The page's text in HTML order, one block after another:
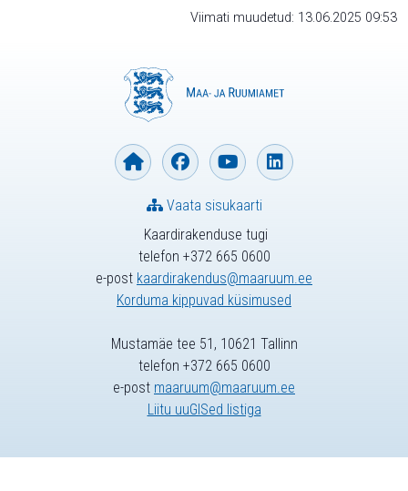
Viimati muudetud: 13.06.2025 09:53
Kaardirakenduse tugi
telefon +372 665 0600
e-post kaardirakendus@maaruum.ee
Korduma kippuvad küsimused
Vaata sisukaarti
Mustamäe tee 51, 10621 Tallinn
telefon +372 665 0600
e-post maaruum@maaruum.ee
Liitu uuGISed listiga